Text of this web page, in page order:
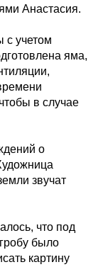
Анастасия.
с учетом
яма,
в случае
о
звучат
что под
было
картину